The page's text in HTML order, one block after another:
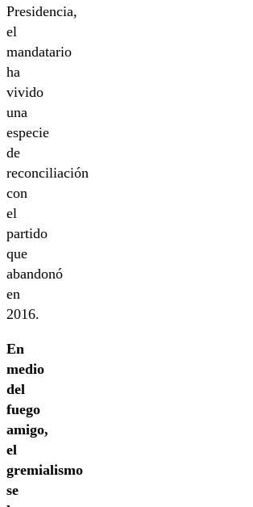
Presidencia,
el
mandatario
ha
vivido
una
especie
de
reconciliación
con
el
partido
que
abandonó
en
2016.
En
medio
del
fuego
amigo,
el
gremialismo
se